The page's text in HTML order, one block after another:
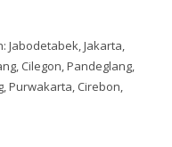
Jabodetabek, Jakarta,
Cilegon, Pandeglang,
Purwakarta, Cirebon,